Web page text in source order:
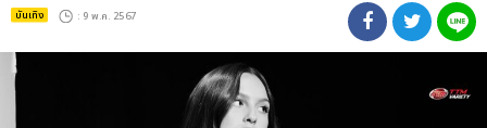
บันเทิง : 9 พ.ค. 2567